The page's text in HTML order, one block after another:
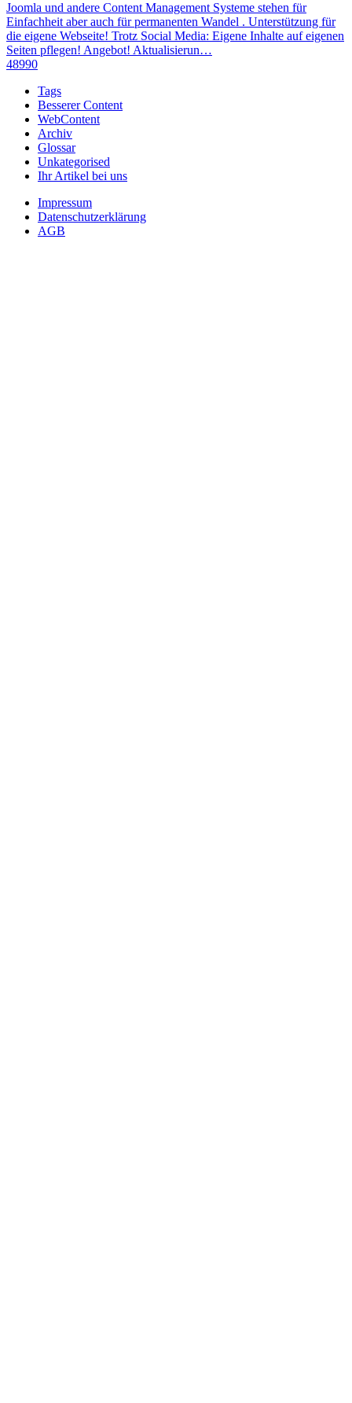
Joomla und andere Content Management Systeme stehen für
Einfachheit aber auch für permanenten Wandel . Unterstützung für
die eigene Webseite! Trotz Social Media: Eigene Inhalte auf eigenen
Seiten pflegen! Angebot! Aktualisierun…
48990
Tags
Besserer Content
WebContent
Archiv
Glossar
Unkategorised
Ihr Artikel bei uns
Impressum
Datenschutzerklärung
AGB